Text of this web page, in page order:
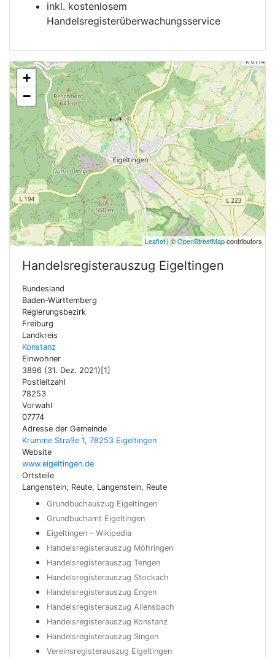
inkl. kostenlosem
Handelsregisterüberwachungsservice
+
−
Leaflet | ©OpenStreetMapcontributors
Handelsregisterauszug Eigeltingen
Bundesland
Baden-Württemberg
Regierungsbezirk
Freiburg
Landkreis
Konstanz
Einwohner
3896 (31. Dez. 2021)[1]
Postleitzahl
78253
Vorwahl
07774
Adresse der Gemeinde
Krumme Straße 1, 78253 Eigeltingen
Website
www.eigeltingen.de
Ortsteile
Langenstein, Reute, Langenstein, Reute
Grundbuchauszug Eigeltingen
Grundbuchamt Eigeltingen
Eigeltingen – Wikipedia
Handelsregisterauszug Möhringen
Handelsregisterauszug Tengen
Handelsregisterauszug Stockach
Handelsregisterauszug Engen
Handelsregisterauszug Allensbach
Handelsregisterauszug Konstanz
Handelsregisterauszug Singen
Vereinsregisterauszug Eigeltingen